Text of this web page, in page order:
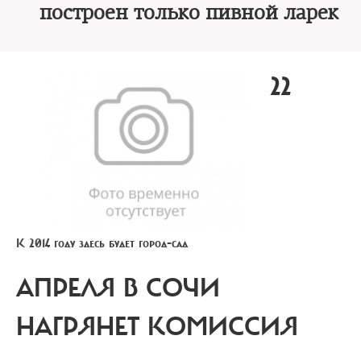
построен только пивной ларек
К 2014 году здесь будет город-сад
22
АПРЕЛЯ В СОЧИ
НАГРЯНЕТ КОМИССИЯ